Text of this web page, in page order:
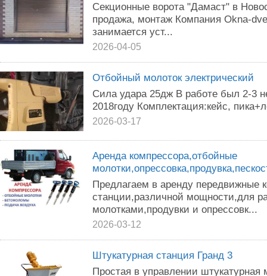
Секционные ворота "Дамаст" в
продажа, монтаж Компания Okna-
занимается уст...
2026-04-05
Отбойный молоток электрический
Сила удара 25дж В работе был 2-3
2018году Комплектация:кейс,
2026-03-17
Аренда компрессора,отбойные
Предлагаем в аренду передвижные
станции,различной мощности,для
молотками,продувки и опрессовк...
2026-03-12
Штукатурная станция Гранд 3
Простая в управлении